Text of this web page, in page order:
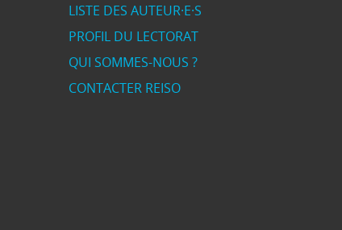
LISTE DES AUTEUR·E·S
PROFIL DU LECTORAT
QUI SOMMES-NOUS ?
CONTACTER REISO